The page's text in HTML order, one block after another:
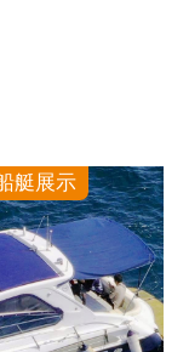
艇展示